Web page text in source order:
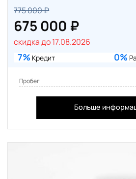
775 000 ₽
675 000 ₽
скидка до 17.08.2026
7% Кредит 0%
Пробег
Больше